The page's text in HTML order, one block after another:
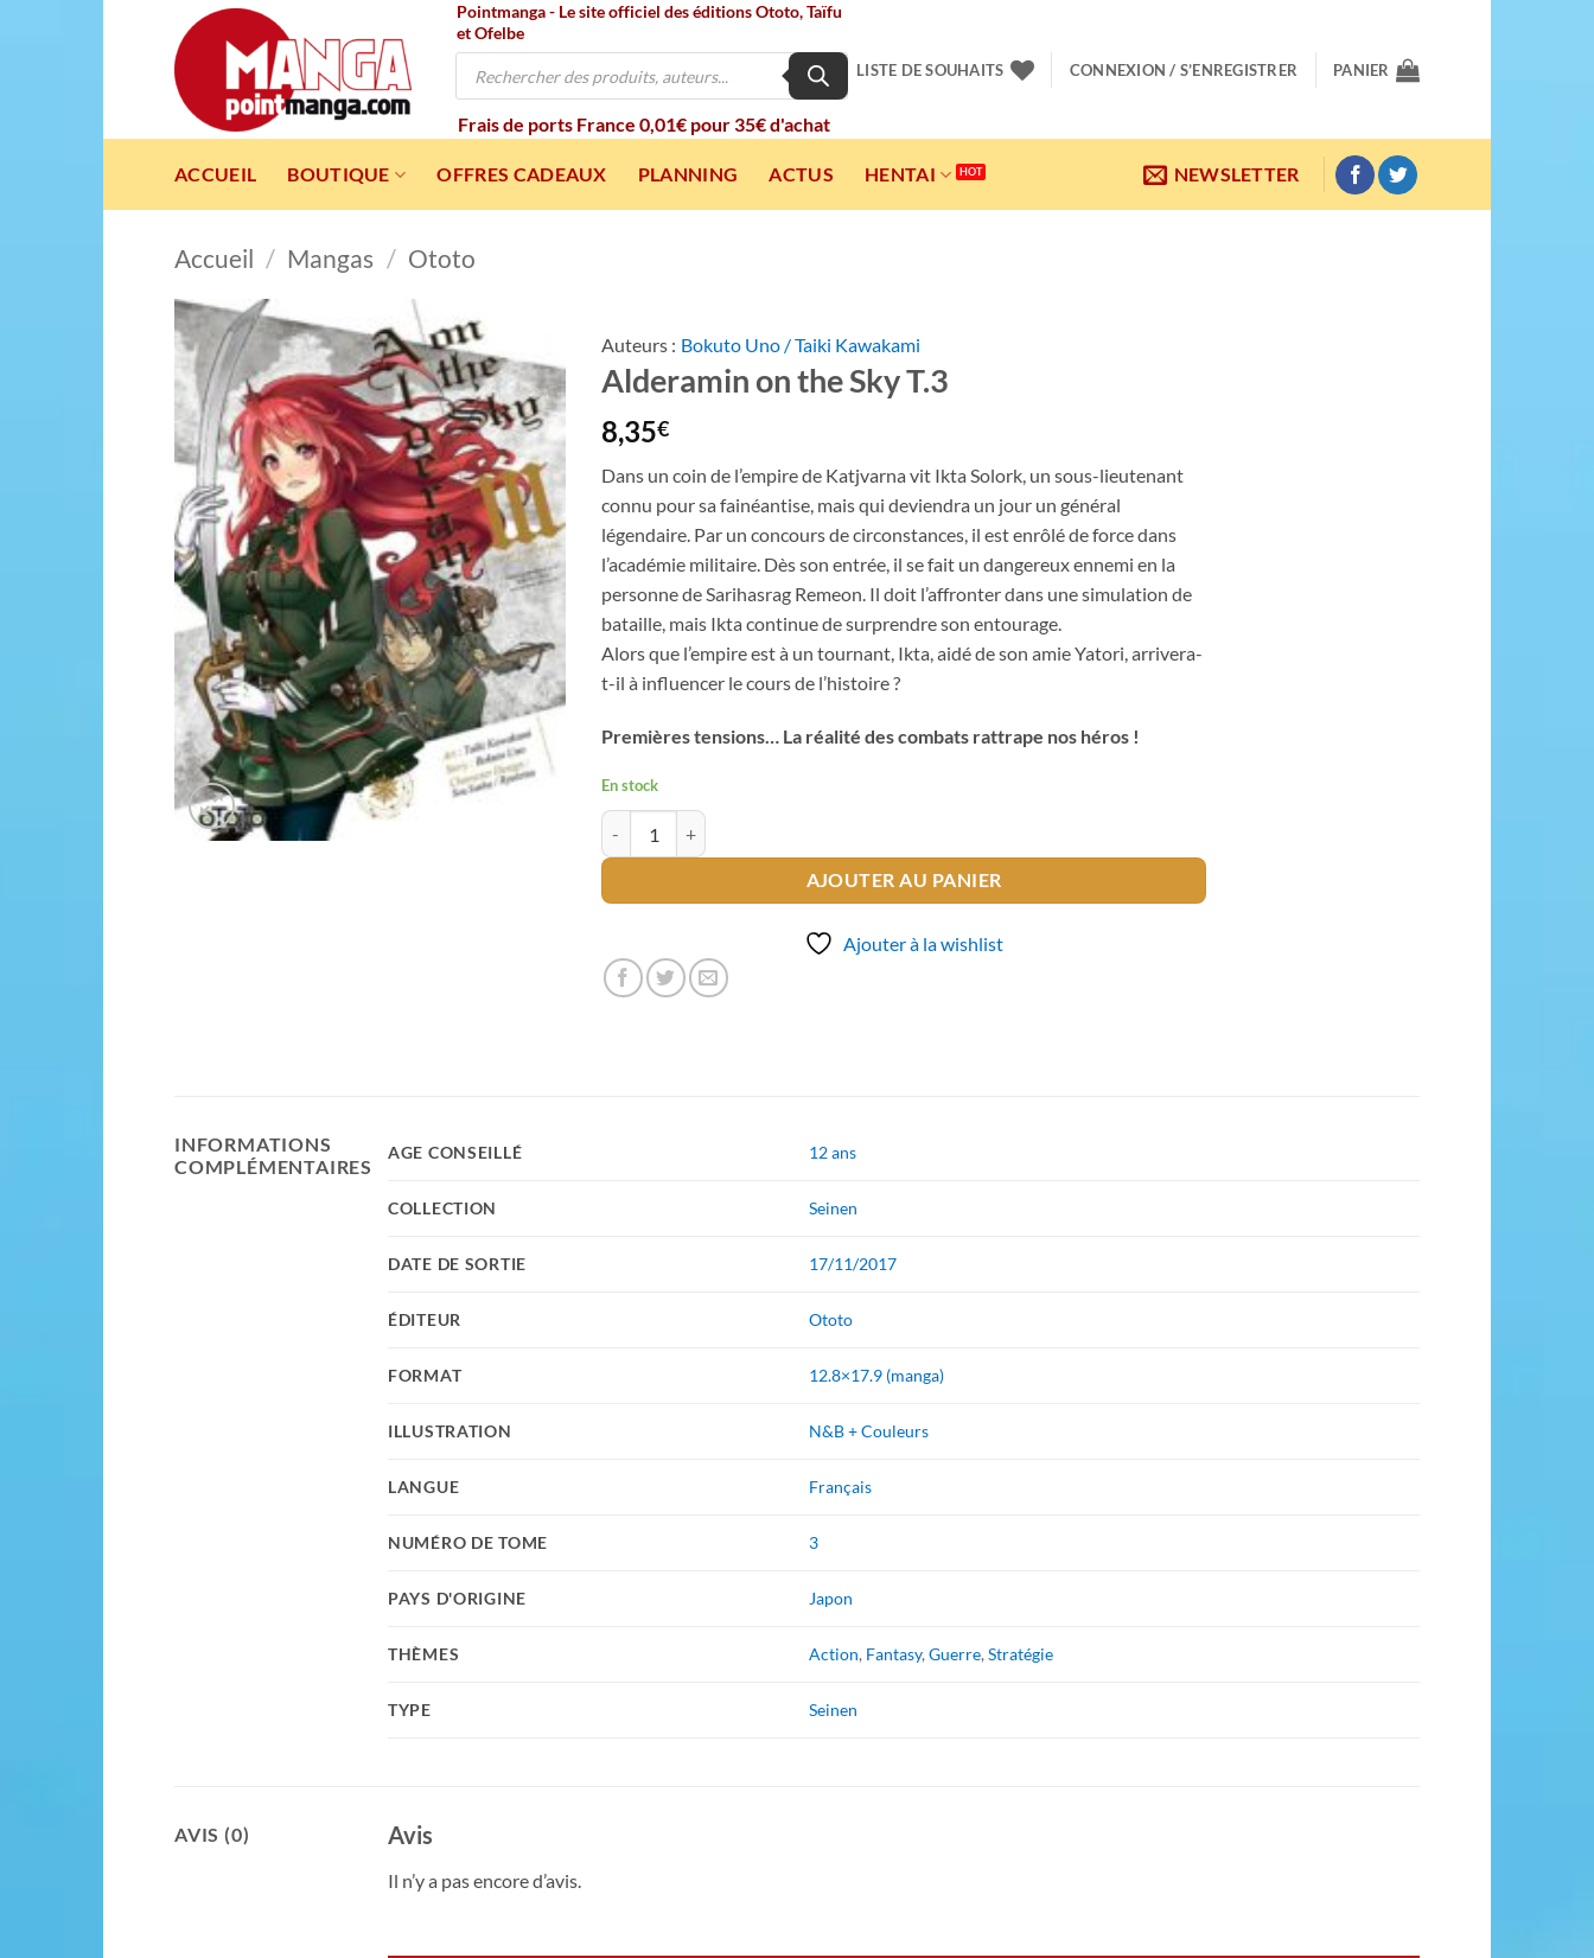
Pointmanga - Le site officiel des éditions Ototo, Taïfu
et Ofelbe
Recherche
Frais de ports France 0,01€ pour 35€ d'achat
LISTE DE SOUHAITS CONNEXION / S’ENREGISTRER PANIER
ACCUEIL BOUTIQUE OFFRES CADEAUX PLANNING ACTUS HENTAI NEWSLETTER
Accueil / Mangas / Ototo
Ajouter
à la
wishlist
Auteurs : Bokuto Uno / Taiki Kawakami
Alderamin on the Sky T.3
8,35€
Dans un coin de l’empire de Katjvarna vit Ikta Solork, un sous-lieutenant
connu pour sa fainéantise, mais qui deviendra un jour un général
légendaire. Par un concours de circonstances, il est enrôlé de force dans
l’académie militaire. Dès son entrée, il se fait un dangereux ennemi en la
personne de Sarihasrag Remeon. Il doit l’affronter dans une simulation de
bataille, mais Ikta continue de surprendre son entourage.
Alors que l’empire est à un tournant, Ikta, aidé de son amie Yatori, arrivera-
t-il à influencer le cours de l’histoire ?
Premières tensions… La réalité des combats rattrape nos héros !
En stock
quantité de Alderamin on the Sky T.3
AJOUTER AU PANIER
Ajouter à la wishlist
INFORMATIONS
COMPLÉMENTAIRES
AGE CONSEILLÉ 12 ans
COLLECTION Seinen
DATE DE SORTIE 17/11/2017
ÉDITEUR Ototo
FORMAT 12.8×17.9 (manga)
ILLUSTRATION N&B + Couleurs
LANGUE Français
NUMÉRO DE TOME 3
PAYS D'ORIGINE Japon
THÈMES Action, Fantasy,Guerre,Stratégie
TYPE Seinen
AVIS (0) Avis
Il n’y a pas encore d’avis.